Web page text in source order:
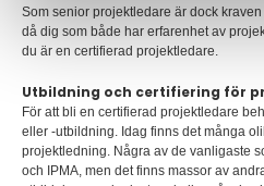
Som senior projektledare är dock
då dig som både har erfarenhet av
du är en certifierad projektledare.
Utbildning och certifiering för
För att bli en certifierad projektledare
eller -utbildning. Idag finns det många
projektledning. Några av de vanligaste
och IPMA, men det finns massor av